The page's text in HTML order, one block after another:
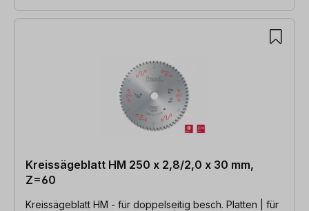
Kreissägeblatt HM 250 x 2,8/2,0 x 30 mm,
Z=60
Kreissägeblatt HM - für doppelseitig besch. Platten | für